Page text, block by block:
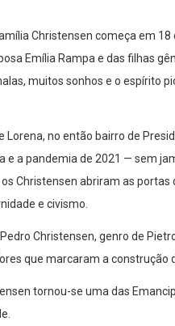
Christensen começa em 18
Emília Rampa e das filhas
muitos sonhos e o espírito
no então bairro de
e a pandemia de 2021 — sem
Christensen abriram as portas
e civismo.
Christensen, genro de Pietro
que marcaram a construção
tornou-se uma das